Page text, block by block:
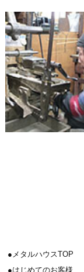
メタルハウスTOP
はじめてのお客様